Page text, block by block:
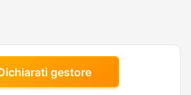
gestore